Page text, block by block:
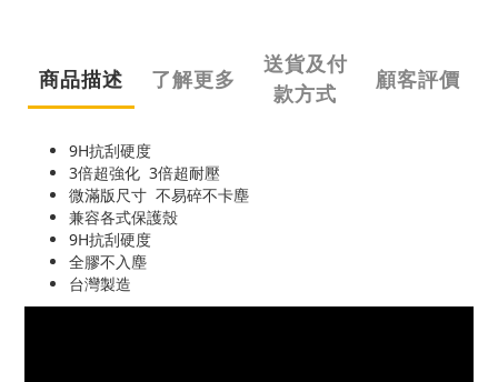
商品描述 了解更多
送貨及付
款方式
顧客評價
9H抗刮硬度
3倍超強化 3倍超耐壓
微滿版尺寸 不易碎不卡塵
兼容各式保護殼
9H抗刮硬度
全膠不入塵
台灣製造